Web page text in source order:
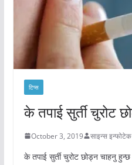
टिप्स
के तपाई सुर्ती चुरोट
October 3, 2019 साइन्स इन्फोटेक
के तपाई सुर्ती चुरोट छोड्न चाहनु हुन्छ